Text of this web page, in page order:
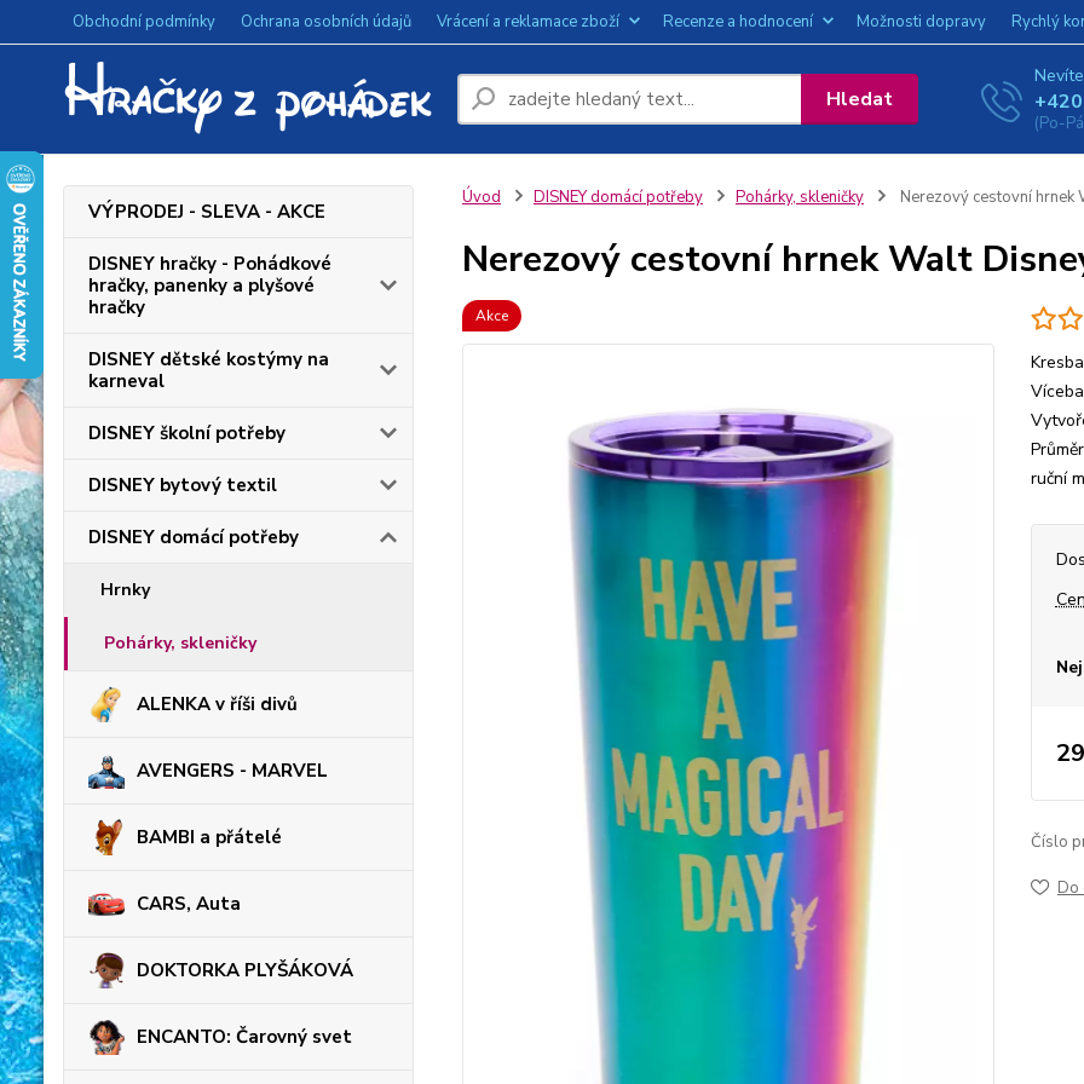
Obchodní podmínky Ochrana osobních údajů Vrácení a reklamace zboží Recenze a hodnocení Možnosti dopravy Rychlý
Hledat
(Po-
VÝPRODEJ - SLEVA - AKCE
DISNEY hračky - Pohádkové
hračky, panenky a plyšové
hračky
DISNEY dětské kostýmy na
karneval
DISNEY školní potřeby
DISNEY bytový textil
DISNEY domácí potřeby
Hrnky
Pohárky, skleničky
ALENKA v říši divů
AVENGERS - MARVEL
BAMBI a přátelé
CARS, Auta
DOKTORKA PLYŠÁKOVÁ
ENCANTO: Čarovný svet
Úvod DISNEY domácí potřeby Pohárky, skleničky Nerezový cestovní
Nerezový cestovní hrnek Walt
Akce
ruční
Číslo
Do